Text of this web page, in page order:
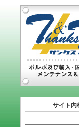
サイト内